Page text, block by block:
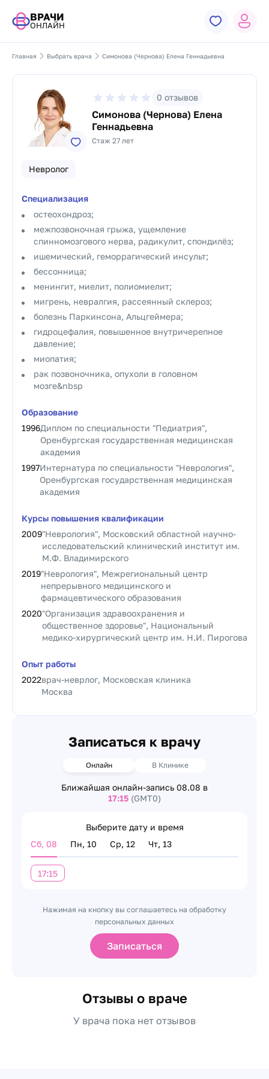
ВРАЧИ
ОНЛАЙН
Главная Выбрать врача Симонова (Чернова) Елена Геннадьевна
0 отзывов
Симонова (Чернова) Елена
Геннадьевна
Стаж 27 лет
Невролог
Специализация
остеохондроз;
межпозвоночная грыжа, ущемление
спинномозгового нерва, радикулит, спондилёз;
ишемический, геморрагический инсульт;
бессонница;
менингит, миелит, полиомиелит;
мигрень, невралгия, рассеянный склероз;
болезнь Паркинсона, Альцгеймера;
гидроцефалия, повышенное внутричерепное
давление;
миопатия;
рак позвоночника, опухоли в головном
мозге&nbsp
Образование
1996Диплом по специальности "Педиатрия",
Оренбургская государственная медицинская
академия
1997Интернатура по специальности "Неврология",
Оренбургская государственная медицинская
академия
Курсы повышения квалификации
2009"Неврология", Московский областной научно-
исследовательский клинический институт им.
М.Ф. Владимирского
2019"Неврология", Межрегиональный центр
непрерывного медицинского и
фармацевтического образования
2020"Организация здравоохранения и
общественное здоровье", Национальный
медико-хирургический центр им. Н.И. Пирогова
Опыт работы
2022врач-неврлог, Московская клиника
Москва
Записаться к врачу
Онлайн В Клинике
Ближайшая онлайн-запись 08.08 в
17:15 (GMT0)
Выберите дату и время
Сб, 08
Пн, 10 Ср, 12 Чт, 13
17:15
Нажимая на кнопку вы соглашаетесь на обработку
персональных данных
Записаться
Отзывы о враче
У врача пока нет отзывов